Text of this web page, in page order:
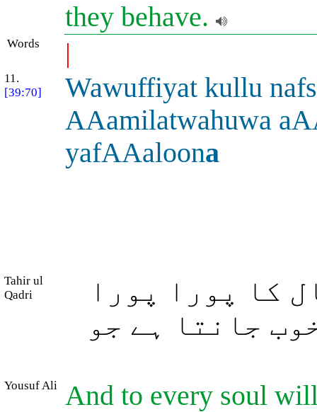
they behave.
Words |
11.
[39:70]
Wawuffiyat kullu
AAamilatwahuwa
yafAAaloona
Tahir ul
Qadri
کا پورا پورا
جانتا ہے جو
Yousuf Ali And to every soul